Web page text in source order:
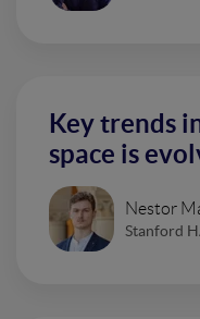
Key trends
space is
Nestor
Stanford